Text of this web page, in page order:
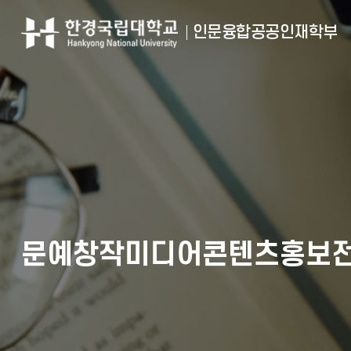
인문융합공공인재학부
문예창작미디어콘텐츠홍보